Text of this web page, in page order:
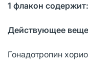
1 флакон содержит:
Действующее
Гонадотропин